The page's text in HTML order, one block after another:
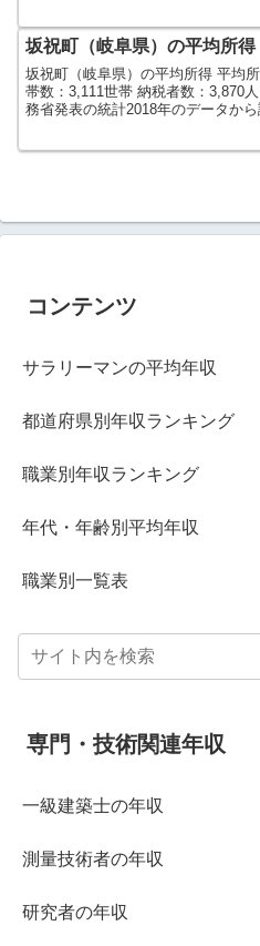
坂祝町（岐阜県）の平均所得
坂祝町（岐阜県）の平均所得 平均
帯数：3,111世帯 納税者数：3,870
務省発表の統計2018年のデータか
コンテンツ
サラリーマンの平均年収
都道府県別年収ランキング
職業別年収ランキング
年代・年齢別平均年収
職業別一覧表
専門・技術関連年収
一級建築士の年収
測量技術者の年収
研究者の年収